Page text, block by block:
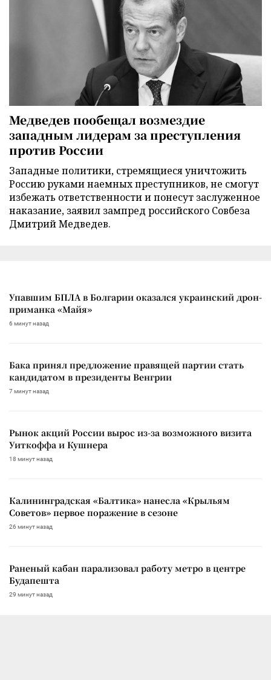
Медведев пообещал возмездие
западным лидерам за преступления
против России
Западные политики, стремящиеся уничтожить
Россию руками наемных преступников, не смогут
избежать ответственности и понесут заслуженное
наказание, заявил зампред российского Совбеза
Дмитрий Медведев.
Упавшим БПЛА в Болгарии оказался украинский дрон-
приманка «Майя»
6 минут назад
Бака принял предложение правящей партии стать
кандидатом в президенты Венгрии
7 минут назад
Рынок акций России вырос из-за возможного визита
Уиткоффа и Кушнера
18 минут назад
Калининградская «Балтика» нанесла «Крыльям
Советов» первое поражение в сезоне
26 минут назад
Раненый кабан парализовал работу метро в центре
Будапешта
29 минут назад